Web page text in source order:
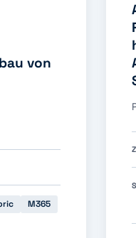
von
M365